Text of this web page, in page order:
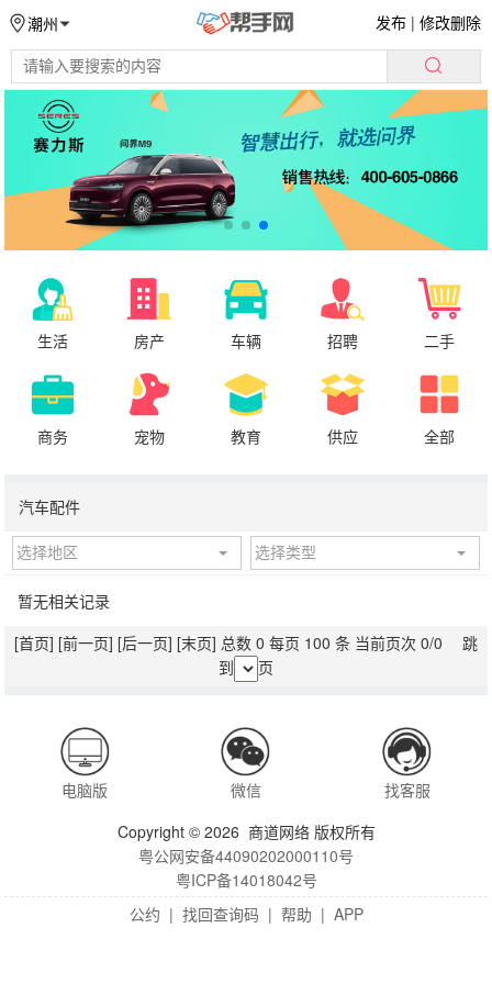
潮州 发布 |修改删除
生活 房产 车辆 招聘 二手
商务 宠物 教育 供应 全部
汽车配件
选择地区 选择类型
暂无相关记录
[首页] [前一页] [后一页] [末页] 总数 0 每页 100 条 当前页次 0/0 跳
到
页
电脑版 微信
找客服
Copyright © 2026 商道网络 版权所有
粤公网安备44090202000110号
粤ICP备14018042号
公约 | 找回查询码 | 帮助 | APP